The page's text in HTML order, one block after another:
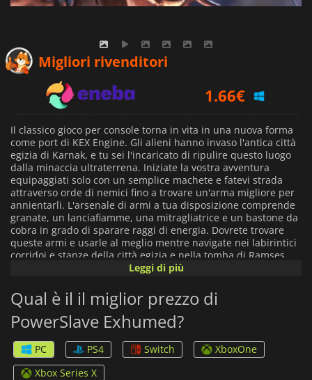
Migliori rivenditori
1.66€
2.39€
Il classico gioco per console torna in vita in una nuova forma
come port di KEX Engine. Gli alieni hanno invaso l'antica città
egizia di Karnak, e tu sei l'incaricato di ripulire questo luogo
dalla minaccia ultraterrena. Iniziate la vostra avventura
equipaggiati solo con un semplice machete e fatevi strada
attraverso orde di nemici fino a trovare un'arma migliore per
annientarli. L'arsenale di armi a tua disposizione comprende
granate, un lanciafiamme, una mitragliatrice e un bastone da
cobra in grado di sparare raggi di energia. Dovrete trovare
queste armi e usarle al meglio mentre navigate nei labirintici
corridoi e stanze della città egizia e nella tomba di Ramses.
genere come Doom, ma lo scenario è completamente diverso.
Creature da incubo e un gameplay frenetico pieno di azione
vi aspettano in questa nuova versione del classico FPS per
PlayStation e Sega Saturn.
Leggi di più
Qual è il il miglior prezzo di
PowerSlave Exhumed?
PC PS4 Switch
XboxOne
Xbox Series X